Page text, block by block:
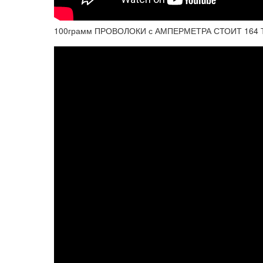
100грамм ПРОВОЛОКИ с АМПЕРМЕТРА СТОИТ 164